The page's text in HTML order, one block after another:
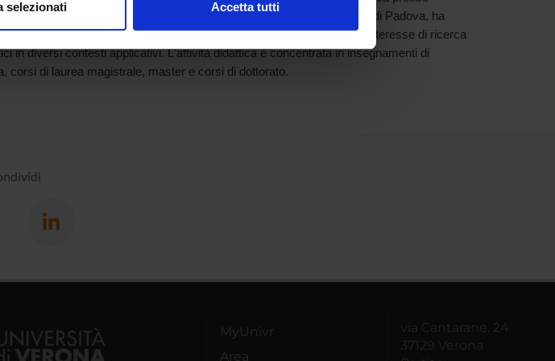
combinarle con altre informazioni che hai fornito loro o
selezionati Accetta tutti
in Scienze statistiche ed economiche presso l'Università degli Studi di Padova, ha
(Ph.D.) in Statistics presso l'University College London. Il principale interesse di ricerca
in diversi contesti applicativi. L'attività didattica è concentrata in insegnamenti di
corsi di laurea magistrale, master e corsi di dottorato.
MyUnivr
Area
via Cantarane, 24
37129 Verona